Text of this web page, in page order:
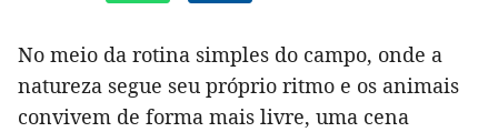
No meio da rotina simples do campo, onde a
natureza segue seu próprio ritmo e os animais
convivem de forma mais livre, uma cena